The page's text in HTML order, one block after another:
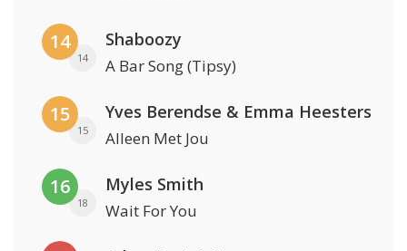
14
14
Shaboozy
A Bar Song (Tipsy)
15
15
Yves Berendse & Emma Heesters
Alleen Met Jou
16
18
Myles Smith
Wait For You